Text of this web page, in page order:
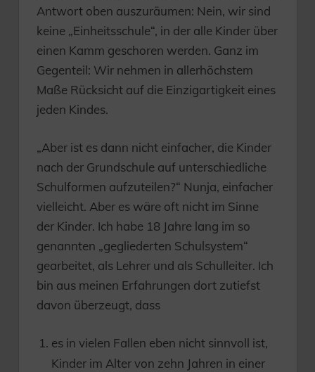
Antwort oben auszuräumen: Nein, wir sind
keine „Einheitsschule“, in der alle Kinder über
einen Kamm geschoren werden. Ganz im
Gegenteil: Wir nehmen in allerhöchstem
Maße Rücksicht auf die Einzigartigkeit eines
jeden Kindes.
„Aber ist es dann nicht einfacher, die Kinder
nach der Grundschule auf unterschiedliche
Schulformen aufzuteilen?“ Nunja, einfacher
vielleicht. Aber es wäre oft nicht im Sinne
der Kinder. Ich habe 18 Jahre lang im so
genannten „gegliederten Schulsystem“
gearbeitet, als Lehrer und als Schulleiter. Ich
bin aus meinen Erfahrungen dort zutiefst
davon überzeugt, dass
es in vielen Fallen eben nicht sinnvoll ist,
Kinder im Alter von zehn Jahren in einer